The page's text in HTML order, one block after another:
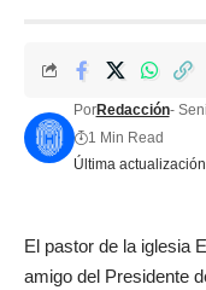
Última
PorRedacción-
1 Min Read
El pastor de la iglesia
amigo del Presidente